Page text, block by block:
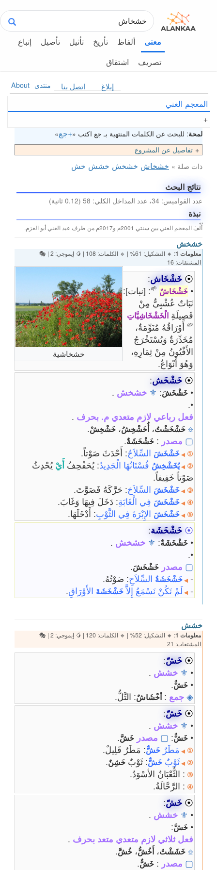
معنى ألفاظ تأريخ تأثيل تأصيل
إتباع
تصريف
اشتقاق
About منتدى اتصل بنا إبلاغ
المعجم الغني
لمحة: للبحث عن الكلمات المنتهية بـ جع اكتب «+جع»
تفاصيل عن المشروع
ذات صلة » خشخاش خشخش خشش خش
نتائج البحث
عدد القواميس: 34، عدد المداخل الكلي: 58 (0.12 ثانية)
نبذة
أُلِّفَ المعجم الغني بين سنتي 2001م و2017م من طرف عبد الغني أبو العزم.
خشخش
معلومات 1
: 🔸 التشكيل: 61% | 🔹 الكلمات: 108 | 🥭 إيموجي: 2 | 🎭
المشتقات: 16
خشخاشية
⦿ خَشْخَاش:
• خَشْخَاشٌ 🌱: [نبات]:
نَبَاتٌ عُشْبِيٌّ مِنْ
فَصِيلَةِ الْخَشْخَاشِيَّاتِ
🌱أَوْرَاقُهُ مُنَوِّمَةٌ،
مُخَدِّرَةٌ وَيُسْتَخْرَجُ
الأَفْيُونُ مِنْ ثِمَارِهِ،
وَهُوَ أَنْوَاعٌ.
⦿ خَشْخَش:
• خَشْخَشَ:
⚜ خشخش .
•.
فعل رباعي لازم متعدي م. بحرف .
⎒ خَشْخَشْتُ، أُخَشْخِشُ، خَشْخِشْ.
▢ مصدر : خَشْخَشَةٌ.
①
◀ خَشْخَشَالسِّلاَحُ: أَحْدَثَ صَوْتاً.
②
◀يُخَشْخِشُفُسْتَانُهَا الْجَدِيدُ: يُحَفْحِفُأَيْيُحْدِثُ
صَوْتاً خَفِيفاً.
③
◀ خَشْخَشَالسِّلاَحَ: حَرَّكَهُ فَصَوَّتَ.
④
◀ خَشْخَشَفِي الْغَابَةِ: دَخَلَ فِيهَا وَغَابَ.
⑤
◀ خَشْخَشَالإِبْرَةَ فِي الثَّوْبِ: أَدْخَلَهَا.
⦿ خَشْخَشَة:
• خَشْخَشَةٌ:
⚜ خشخش .
•.
▢ مصدر خَشْخَشَ.
-
◀ خَشْخَشَةُالسِّلاَحِ: صَوْتُهُ.
-
◀لَمْ نَكُنْ نَسْمَعُ إِلاَّخَشْخَشَةَالأَوْرَاقِ.
خشش
معلومات 1
: 🔸 التشكيل: 52% | 🔹 الكلمات: 120 | 🥭 إيموجي: 2 | 🎭
المشتقات: 21
⦿ خَشّ:
•
⚜ خشش .
• خَشٌّ.
◈ جمع : أخْشَاشٌ: التَّلُّ.
⦿ خَشّ:
•
⚜ خشش .
• خَشٌّ:
▢ مصدر خَشَّ.
①
◀ مَطَرٌ خَشٌّ: مَطَرٌ قَلِيلٌ.
②
◀ ثَوْبٌ خَشٌّ: ثَوْبٌ خَشِنٌ.
③ : الثُّعْبَانُ الأسْوَدُ.
④ : الرَّحَّالَةُ.
⦿ خَشّ:
•
⚜ خشش .
• خَشَّ:
فعل ثلاثي لازم متعدي متعد بحرف .
⎒ خَشَشْتُ، أَخُشُّ، خُشَّ.
▢ مصدر : خَشٌّ.